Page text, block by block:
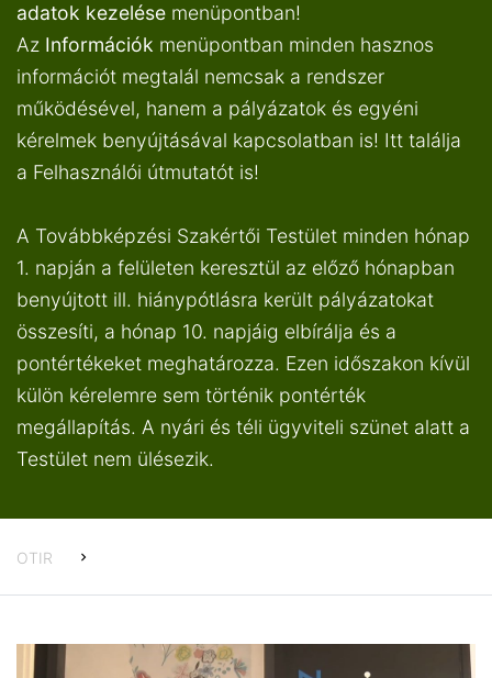
adatok kezelése menüpontban!
Az Információk menüpontban minden hasznos
információt megtalál nemcsak a rendszer
működésével, hanem a pályázatok és egyéni
kérelmek benyújtásával kapcsolatban is! Itt találja
a Felhasználói útmutatót is!
A Továbbképzési Szakértői Testület minden hónap
1. napján a felületen keresztül az előző hónapban
benyújtott ill. hiánypótlásra került pályázatokat
összesíti, a hónap 10. napjáig elbírálja és a
pontértékeket meghatározza. Ezen időszakon kívül
külön kérelemre sem történik pontérték
megállapítás. A nyári és téli ügyviteli szünet alatt a
Testület nem ülésezik.
OTIR